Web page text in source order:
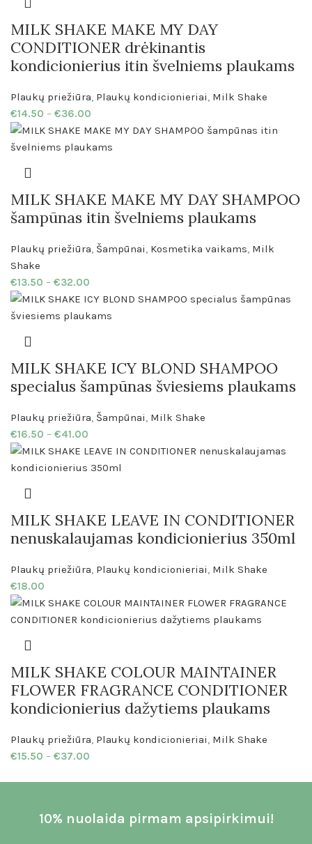
MILK SHAKE MAKE MY DAY
CONDITIONER drėkinantis
kondicionierius itin švelniems plaukams
Plaukų priežiūra, Plaukų kondicionieriai, Milk Shake
€14.50 – €36.00
MILK SHAKE MAKE MY DAY SHAMPOO
šampūnas itin švelniems plaukams
Plaukų priežiūra, Šampūnai, Kosmetika vaikams, Milk
Shake
€13.50 – €32.00
MILK SHAKE ICY BLOND SHAMPOO
specialus šampūnas šviesiems plaukams
Plaukų priežiūra, Šampūnai, Milk Shake
€16.50 – €41.00
MILK SHAKE LEAVE IN CONDITIONER
nenuskalaujamas kondicionierius 350ml
Plaukų priežiūra, Plaukų kondicionieriai, Milk Shake
€18.00
MILK SHAKE COLOUR MAINTAINER
FLOWER FRAGRANCE CONDITIONER
kondicionierius dažytiems plaukams
Plaukų priežiūra, Plaukų kondicionieriai, Milk Shake
€15.50 – €37.00
10% nuolaida pirmam apsipirkimui!